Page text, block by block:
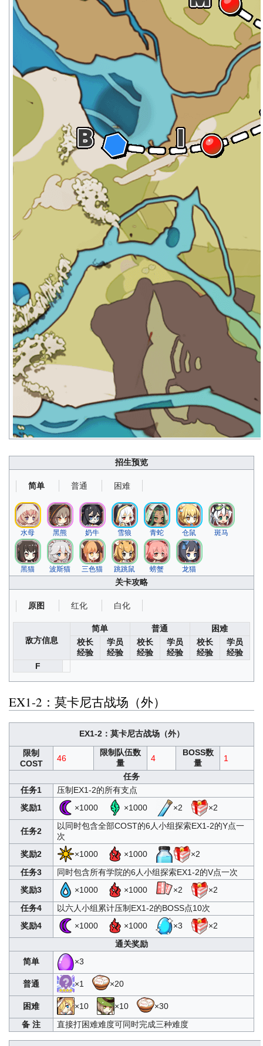
招生预览
简单 普通 困难
水母 黑熊 奶牛 雪狼 青蛇 仓鼠 斑马
黑猫 波斯猫 三色猫 跳跳鼠 螃蟹 龙猫
关卡攻略
原图 红化 白化
敌方信息
简单 普通
困难
校长
经验
学员
经验
校长
经验
学员
经验
校长
经验
学员
经验
F
EX1-2：莫卡尼古战场（外）
EX1-2：莫卡尼古战场（外）
限制
COST
46
限制队伍数
量
4
BOSS数
量
1
任务
任务1
压制EX1-2的所有支点
奖励1
×1000 ×1000 ×2 ×2
任务2
以同时包含全部COST的6人小组探索EX1-2的Y点一
次
奖励2
×1000 ×1000
×2
任务3
同时包含所有学院的6人小组探索EX1-2的V点一次
奖励3
×1000 ×1000 ×2
×2
任务4
以六人小组累计压制EX1-2的BOSS点10次
奖励4
×1000 ×1000 ×3
×2
通关奖励
简单
×3
普通 ×1 ×20
困难 ×10 ×10
×30
备 注
直接打困难难度可同时完成三种难度